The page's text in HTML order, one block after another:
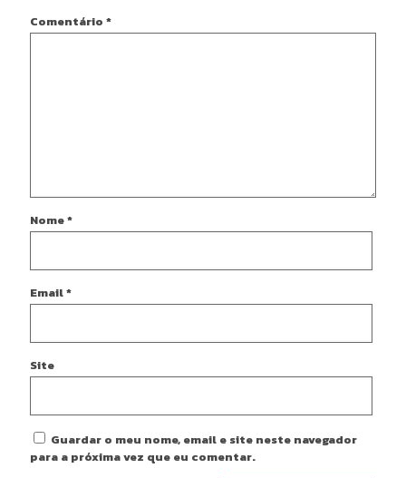
Comentário *
Nome*
Email*
Site
Guardar o meu nome, email e site neste navegador
para a próxima vez que eu comentar.